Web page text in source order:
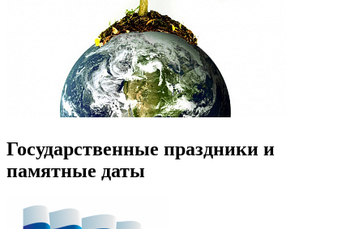
Государственные праздники и
памятные даты